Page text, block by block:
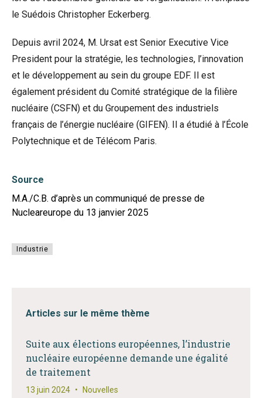
le Suédois Christopher Eckerberg.
Depuis avril 2024, M. Ursat est Senior Executive Vice
President pour la stratégie, les technologies, l’innovation
et le développement au sein du groupe EDF. Il est
également président du Comité stratégique de la filière
nucléaire (CSFN) et du Groupement des industriels
français de l’énergie nucléaire (GIFEN). Il a étudié à l’École
Polytechnique et de Télécom Paris.
Source
M.A./C.B. d’après un communiqué de presse de
Nucleareurope du 13 janvier 2025
Industrie
Articles sur le même thème
Suite aux élections européennes, l’industrie
nucléaire européenne demande une égalité
de traitement
13 juin 2024 • Nouvelles